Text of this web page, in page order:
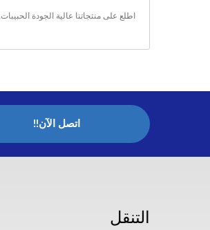
اطلع على منتجاتنا عالية الجودة الحبيبات
اتصل الآن!!
التنقل